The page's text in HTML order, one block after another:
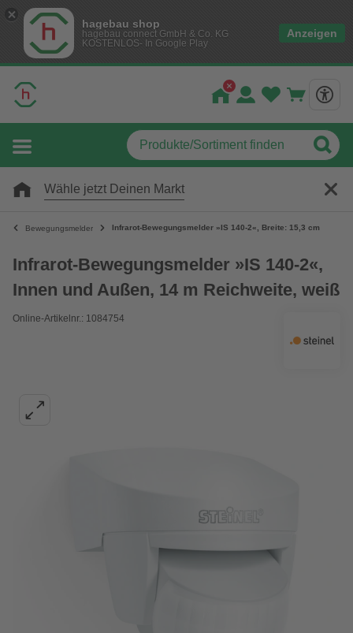
hagebau shop
hagebau connect GmbH & Co. KG
KOSTENLOS- In Google Play
Anzeigen
Wähle jetzt Deinen Markt
Bewegungsmelder Infrarot-Bewegungsmelder »IS 140-2«, Breite: 15,3 cm
Infrarot-Bewegungsmelder »IS 140-2«,
Innen und Außen, 14 m Reichweite, weiß
Online-Artikelnr.: 1084754